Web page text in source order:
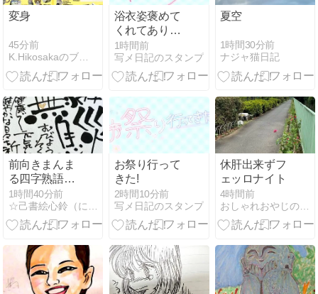
変身
45分前
浴衣姿褒めて
くれてありが
とうです
1時間前
写メ日記のスタンプ
夏空
1時間30分前
ナジャ猫日記
前向きまんま
る四字熟語シ
リーズ 75 無
病息災
1時間40分前
お祭り行って
きた!
2時間10分前
写メ日記のスタンプ
休肝出来ずフ
ェッロナイト
4時間前
おしゃれおやじのボナペティレシピ